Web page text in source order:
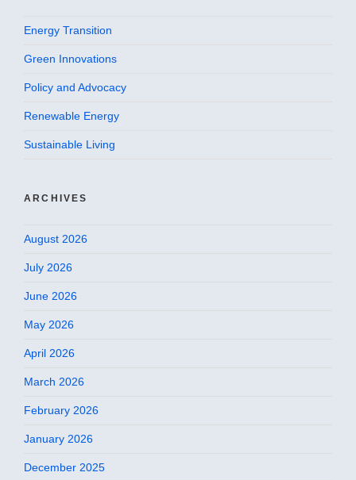
Energy Transition
Green Innovations
Policy and Advocacy
Renewable Energy
Sustainable Living
ARCHIVES
August 2026
July 2026
June 2026
May 2026
April 2026
March 2026
February 2026
January 2026
December 2025